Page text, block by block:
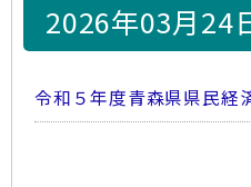
2026年03月24
令和５年度青森県県民経